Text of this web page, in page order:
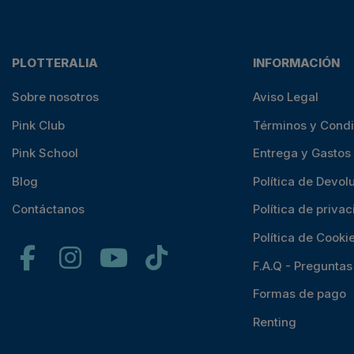
PLOTTERALIA
Sobre nosotros
Pink Club
Pink School
Blog
Contáctanos
INFORMACIÓN
Aviso Legal
Términos y
Entrega y
Política de
Política de
Política de
F.A.Q -
Formas de pago
Renting